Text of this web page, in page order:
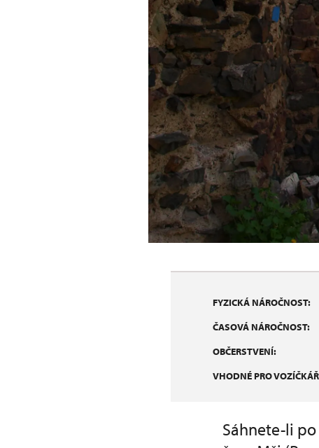
FYZICKÁ NÁROČNOST:
ČASOVÁ NÁROČNOST:
OBČERSTVENÍ:
VHODNÉ PRO
Sáhnete-li